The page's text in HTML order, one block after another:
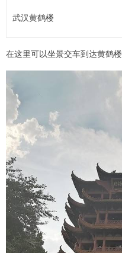
武汉黄鹤楼
在这里可以坐景交车到达黄鹤楼